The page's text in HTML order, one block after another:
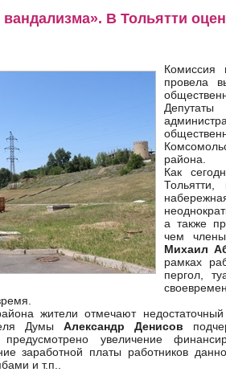
В Тольятти
Комиссия
провела
района.
Как
а также
чем
Михаил
рамках
пергол,
жители отмечают
Думы Александр Денисов
увеличение
заработной платы работников
и т.п..